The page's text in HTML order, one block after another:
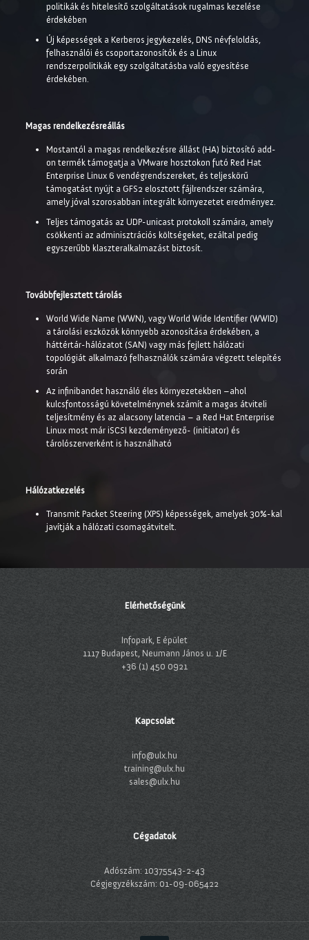
politikák és hitelesítő szolgáltatások rugalmas kezelése
érdekében
Új képességek a Kerberos jegykezelés, DNS névfeloldás,
felhasználói és csoportazonosítók és a Linux
rendszerpolitikák egy szolgáltatásba való egyesítése
érdekében.
Magas rendelkezésreállás
Mostantól a magas rendelkezésre állást (HA) biztosító add-
on termék támogatja a VMware hosztokon futó Red Hat
Enterprise Linux 6 vendégrendszereket, és teljeskörű
támogatást nyújt a GFS2 elosztott fájlrendszer számára,
amely jóval szorosabban integrált környezetet eredményez.
Teljes támogatás az UDP-unicast protokoll számára, amely
csökkenti az adminisztrációs költségeket, ezáltal pedig
egyszerűbb klaszteralkalmazást biztosít.
Továbbfejlesztett tárolás
World Wide Name (WWN), vagy World Wide Identifier (WWID)
a tárolási eszközök könnyebb azonosítása érdekében, a
háttértár-hálózatot (SAN) vagy más fejlett hálózati
topológiát alkalmazó felhasználók számára végzett telepítés
során
Az infinibandet használó éles környezetekben –ahol
kulcsfontosságú követelménynek számít a magas átviteli
teljesítmény és az alacsony latencia – a Red Hat Enterprise
Linux most már iSCSI kezdeményező- (initiator) és
tárolószerverként is használható
Hálózatkezelés
Transmit Packet Steering (XPS) képességek, amelyek 30%-kal
javítják a hálózati csomagátvitelt.
Elérhetőségünk
Infopark, E épület
1117 Budapest, Neumann János u. 1/E
+36 (1) 450 0921
Kapcsolat
info@ulx.hu
training@ulx.hu
sales@ulx.hu
Cégadatok
Adószám: 10375543-2-43
Cégjegyzékszám: 01-09-065422